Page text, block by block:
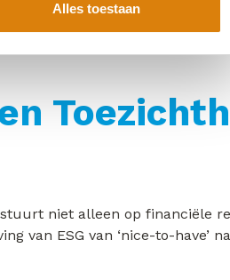
Alles toestaan
juist uit deze groep
niet alleen op financiële
ESG van ‘nice-to-have’